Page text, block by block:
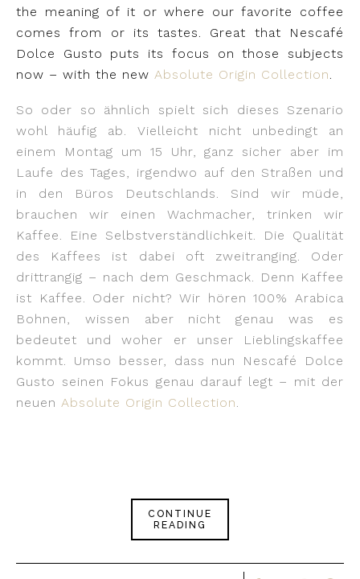
the meaning of it or where our favorite coffee
comes from or its tastes. Great that Nescafé
Dolce Gusto puts its focus on those subjects
now – with the new Absolute Origin Collection.
So oder so ähnlich spielt sich dieses Szenario
wohl häufig ab. Vielleicht nicht unbedingt an
einem Montag um 15 Uhr, ganz sicher aber im
Laufe des Tages, irgendwo auf den Straßen und
in den Büros Deutschlands. Sind wir müde,
brauchen wir einen Wachmacher, trinken wir
Kaffee. Eine Selbstverständlichkeit. Die Qualität
des Kaffees ist dabei oft zweitranging. Oder
drittrangig – nach dem Geschmack. Denn Kaffee
ist Kaffee. Oder nicht? Wir hören 100% Arabica
Bohnen, wissen aber nicht genau was es
bedeutet und woher er unser Lieblingskaffee
kommt. Umso besser, dass nun Nescafé Dolce
Gusto seinen Fokus genau darauf legt – mit der
neuen Absolute Origin Collection.
CONTINUE
READING